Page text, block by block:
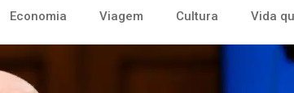
Economia Viagem Cultura Vida